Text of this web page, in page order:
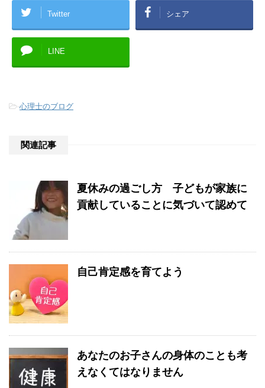
Twitter シェア
LINE
-心理士のブログ
関連記事
夏休みの過ごし方 子どもが家族に
貢献していることに気づいて認めて
自己肯定感を育てよう
あなたのお子さんの身体のことも考
えなくてはなりません